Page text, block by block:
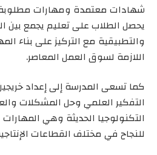
شهادات معتمدة ومهارات
يحصل الطلاب على تعليم يجمع بين
والتطبيقية مع التركيز على بناء
اللازمة لسوق العمل المعاصر.
كما تسعى المدرسة إلى إعداد
التفكير العلمي وحل المشكلات
التكنولوجيا الحديثة وهي
للنجاح في مختلف القطاعات